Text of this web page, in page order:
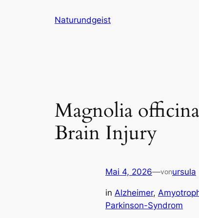
Naturundgeist
Magnolia
Brain Injury
Mai 4, 2026—vonursula
in Alzheimer,
Parkinson-Syndrom